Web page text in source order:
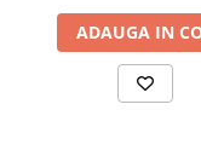
ADAUGA IN